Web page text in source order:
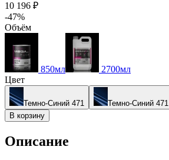
10 196 ₽
-47%
Объём
850мл
2700мл
Цвет
Темно-Синий 471
Темно-Синий 471
В корзину
Описание